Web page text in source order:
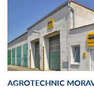
AGROTECHNIC